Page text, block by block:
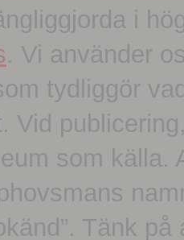
i
. Vi använder
tydliggör
Vid
som källa.
Tänk